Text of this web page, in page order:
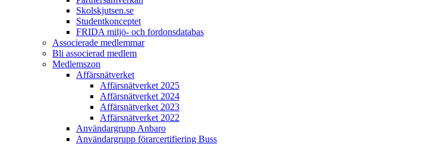
Skolskjutsen.se
Studentkonceptet
FRIDA miljö- och fordonsdatabas
Associerade medlemmar
Bli associerad medlem
Medlemszon
Affärs­nätverket
Affärs­nätverket 2025
Affärs­nätverket 2024
Affärs­nätverket 2023
Affärs­nätverket 2022
Användargrupp Anbaro
Användargrupp förarcertifiering Buss